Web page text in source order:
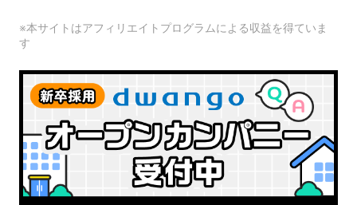
※本サイトはアフィリエイトプログラムによる収益を得ていま
す